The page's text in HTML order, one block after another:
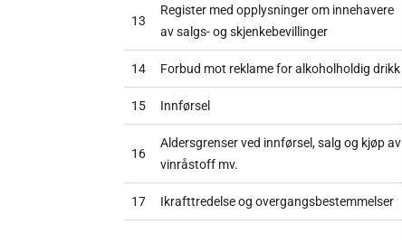
13
Register med opplysninger om innehavere
av salgs- og skjenkebevillinger
14 Forbud mot reklame for alkoholholdig drikk
15 Innførsel
16
Aldersgrenser ved innførsel, salg og kjøp av
vinråstoff mv.
17 Ikrafttredelse og overgangsbestemmelser